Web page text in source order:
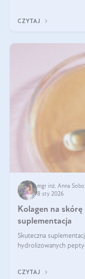
CZYTAJ
mgr inż. Anna Sobol
8 sty 2026
Kolagen na skórę
suplementacja
Skuteczna
hydrolizowanych
CZYTAJ